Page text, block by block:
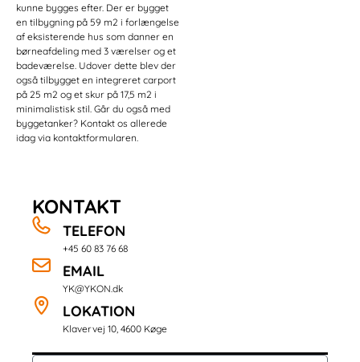
kunne bygges efter. Der er bygget
en tilbygning på 59 m2 i forlængelse
af eksisterende hus som danner en
børneafdeling med 3 værelser og et
badeværelse. Udover dette blev der
også tilbygget en integreret carport
på 25 m2 og et skur på 17,5 m2 i
minimalistisk stil. Går du også med
byggetanker? Kontakt os allerede
idag via kontaktformularen.
KONTAKT
TELEFON
+45 60 83 76 68
EMAIL
YK@YKON.dk
LOKATION
Klavervej 10, 4600 Køge